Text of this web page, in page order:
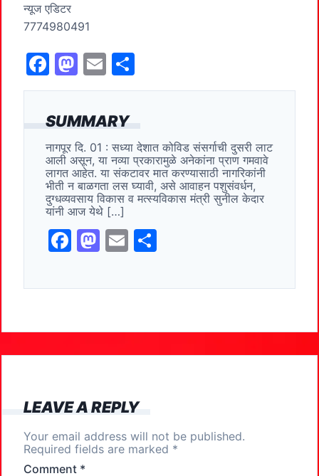
SUMMARY
नागपूर दि. 01 : सध्या देशात कोविड संसर्गाची दुसरी लाट
आली असून, या नव्या प्रकारामुळे अनेकांना प्राण गमवावे
लागत आहेत. या संकटावर मात करण्यासाठी नागरिकांनी
भीती न बाळगता लस घ्यावी, असे आवाहन पशुसंवर्धन,
दुग्धव्यवसाय विकास व मत्स्यविकास मंत्री सुनील केदार
यांनी आज येथे […]
F
c
b
o
k
M
st
d
o
E
ai ar
न्यूज एडिटर
7774980491
F
a
c
e
b
o
o
k
M
a
st
o
d
o
n
E
m
ai
l
h
LEAVE A REPLY
Your email address will not be published.
Required fields are marked *
Comment *